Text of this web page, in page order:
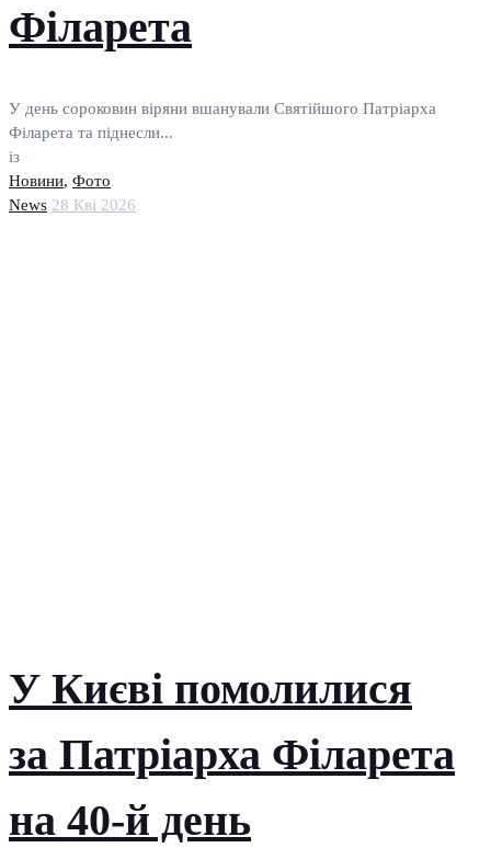
Філарета
У день сороковин віряни вшанували Святійшого Патріарха
Філарета та піднесли...
із
Новини, Фото
News 28 Кві 2026
У Києві помолилися
за Патріарха Філарета
на 40-й день